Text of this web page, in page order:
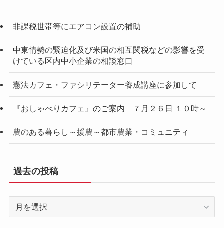
非課税世帯等にエアコン設置の補助
中東情勢の緊迫化及び米国の相互関税などの影響を受
けている区内中小企業の相談窓口
憲法カフェ・ファシリテーター養成講座に参加して
『おしゃべりカフェ』のご案内 ７月２６日 １０時～
農のある暮らし～援農～都市農業・コミュニティ
過去の投稿